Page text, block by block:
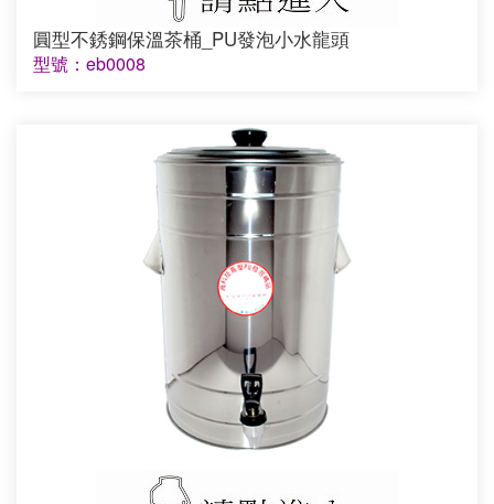
圓型不銹鋼保溫茶桶_PU發泡小水龍頭
型號：eb0008